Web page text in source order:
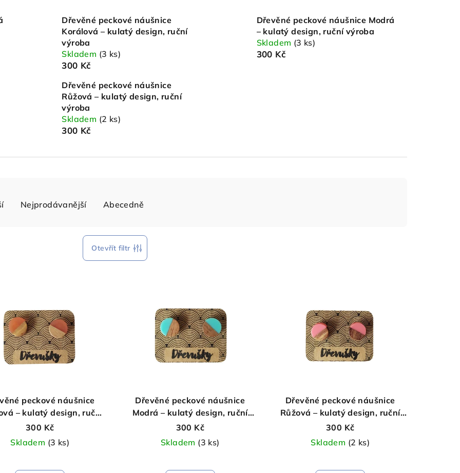
Dřevěné peckové náušnice
Korálová – kulatý design, ruční
výroba
Skladem (3 ks)
300 Kč
Dřevěné peckové náušnice Modrá
– kulatý design, ruční výroba
Skladem (3 ks)
300 Kč
Dřevěné peckové náušnice
Růžová – kulatý design, ruční
výroba
Skladem (2 ks)
300 Kč
Nejprodávanější Abecedně
Otevřít filtr
peckové náušnice
– kulatý design, ruční
výroba
300 Kč
Skladem (3 ks)
Dřevěné peckové náušnice
Modrá – kulatý design, ruční
výroba
300 Kč
Skladem (3 ks)
Dřevěné peckové náušnice
Růžová – kulatý design, ruční
výroba
300 Kč
Skladem (2 ks)